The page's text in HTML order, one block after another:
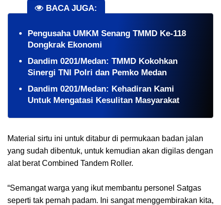
BACA JUGA:
Pengusaha UMKM Senang TMMD Ke-118
Dongkrak Ekonomi
Dandim 0201/Medan: TMMD Kokohkan
Sinergi TNI Polri dan Pemko Medan
Dandim 0201/Medan: Kehadiran Kami
Untuk Mengatasi Kesulitan Masyarakat
Material sirtu ini untuk ditabur di permukaan badan jalan
yang sudah dibentuk, untuk kemudian akan digilas dengan
alat berat Combined Tandem Roller.
“Semangat warga yang ikut membantu personel Satgas
seperti tak pernah padam. Ini sangat menggembirakan kita,